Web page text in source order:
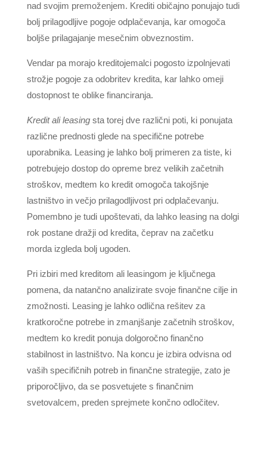
nad svojim premoženjem. Krediti običajno ponujajo tudi
bolj prilagodljive pogoje odplačevanja, kar omogoča
boljše prilagajanje mesečnim obveznostim.
Vendar pa morajo kreditojemalci pogosto izpolnjevati
strožje pogoje za odobritev kredita, kar lahko omeji
dostopnost te oblike financiranja.
Kredit ali leasingsta torej dve različni poti, ki ponujata
različne prednosti glede na specifične potrebe
uporabnika. Leasing je lahko bolj primeren za tiste, ki
potrebujejo dostop do opreme brez velikih začetnih
stroškov, medtem ko kredit omogoča takojšnje
lastništvo in večjo prilagodljivost pri odplačevanju.
Pomembno je tudi upoštevati, da lahko leasing na dolgi
rok postane dražji od kredita, čeprav na začetku
morda izgleda bolj ugoden.
Pri izbiri med kreditom ali leasingom je ključnega
pomena, da natančno analizirate svoje finančne cilje in
zmožnosti. Leasing je lahko odlična rešitev za
kratkoročne potrebe in zmanjšanje začetnih stroškov,
medtem ko kredit ponuja dolgoročno finančno
stabilnost in lastništvo. Na koncu je izbira odvisna od
vaših specifičnih potreb in finančne strategije, zato je
priporočljivo, da se posvetujete s finančnim
svetovalcem, preden sprejmete končno odločitev.